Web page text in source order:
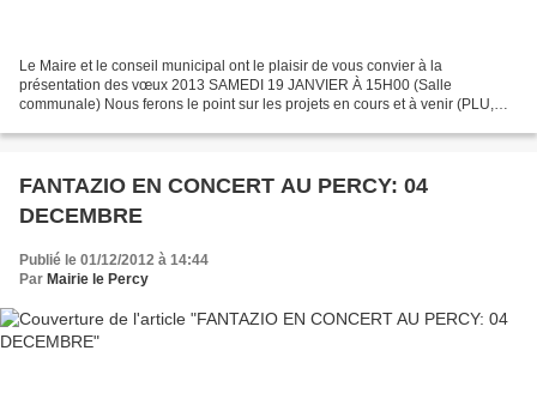
Le Maire et le conseil municipal ont le plaisir de vous convier à la
présentation des vœux 2013 SAMEDI 19 JANVIER À 15H00 (Salle
communale) Nous ferons le point sur les projets en cours et à venir (PLU,
FANTAZIO EN CONCERT AU PERCY: 04
DECEMBRE
Publié le 01/12/2012 à 14:44
Par Mairie le Percy